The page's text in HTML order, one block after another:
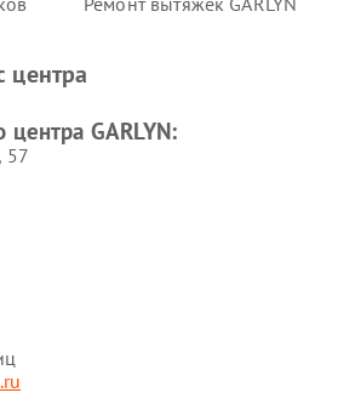
GARLYN
центра
центра GARLYN:
57